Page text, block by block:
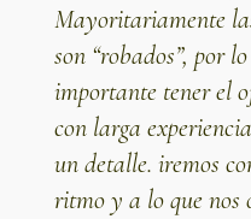
Mayoritariamente
son “robados”, por
importante tener el
con larga
un detalle. iremos
ritmo y a lo que nos